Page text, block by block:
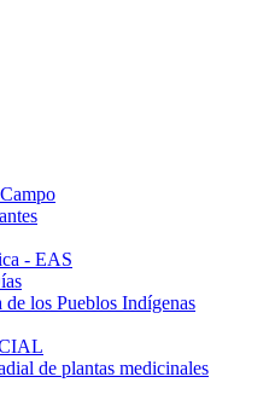
- EAS
los Pueblos Indígenas
de plantas medicinales